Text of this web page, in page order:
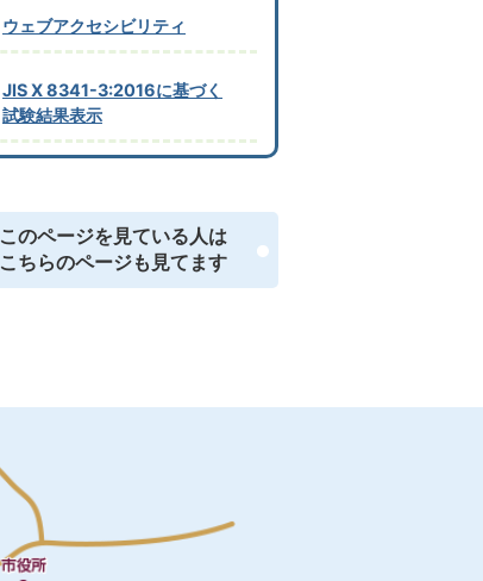
ウェブアクセシビリティ
JIS X 8341-3:2016に基づく
試験結果表示
このページを見ている人は
こちらのページも見てます